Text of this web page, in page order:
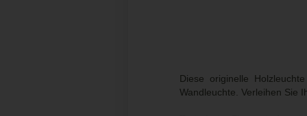
Diese originelle
Wandleuchte. Verleihen Sie